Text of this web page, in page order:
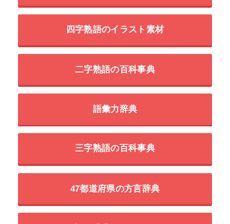
四字熟語のイラスト素材
二字熟語の百科事典
語彙力辞典
三字熟語の百科事典
47都道府県の方言辞典